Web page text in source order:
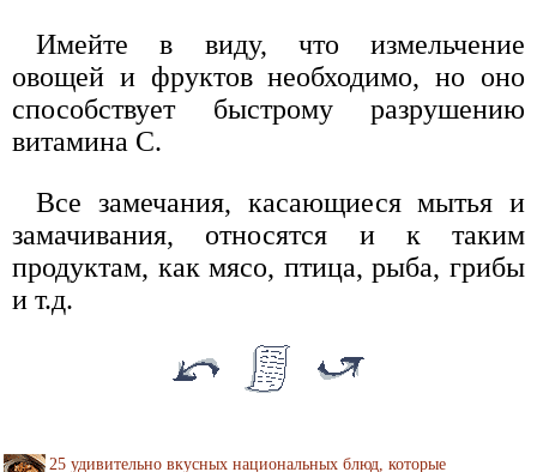
Имейте в виду, что измельчение
овощей и фруктов необходимо, но оно
способствует быстрому разрушению
витамина С.
Все замечания, касающиеся мытья и
замачивания, относятся и к таким
продуктам, как мясо, птица, рыба, грибы
и т.д.
25 удивительно вкусных национальных блюд, которые